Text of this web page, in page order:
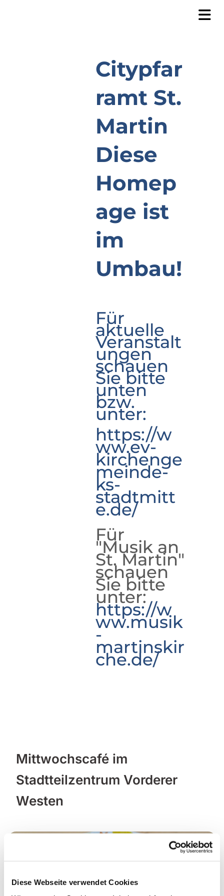
Diese Webseite verwendet Cookies
Citypfar
ramt St.
Martin
Diese
Homep
age ist
im
Umbau!
Für
aktuelle
Veranstalt
ungen
schauen
Sie bitte
unten
bzw.
unter:
https://w
ww.ev-
kirchenge
meinde-
ks-
stadtmitt
e.de/
Für
"Musik an
St. Martin"
schauen
Sie bitte
unter:
https://w
ww.musik
-
martinskir
che.de/
Mittwochscafé im
Stadtteilzentrum Vorderer
Westen